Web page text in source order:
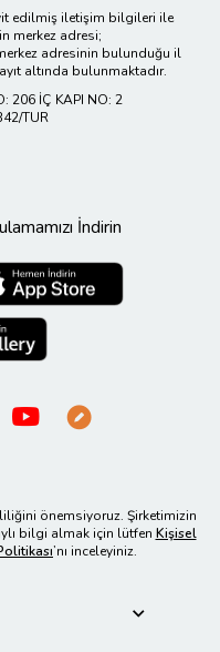
edilmiş iletişim bilgileri ile
merkez adresi;
adresinin bulunduğu il
altında bulunmaktadır.
206 İÇ KAPI NO: 2
TUR
İndirin
önemsiyoruz. Şirketimizin
bilgi almak için lütfen Kişisel
’nı inceleyiniz.